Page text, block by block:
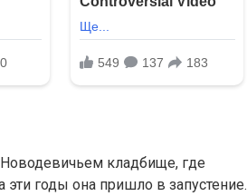
кладбище, где
эти годы она пришло в запустение.